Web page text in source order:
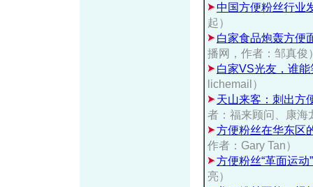
中国方便粉丝行业
起）
白家食品炮轰方便
播网，作者：邹真俊
白家VS光友，谁
lichemail）
天山来客：刺出方
者：福来顾问、康海
方便粉丝在华东区
作者：Gary Tan）
方便粉丝“革面运动
亮）